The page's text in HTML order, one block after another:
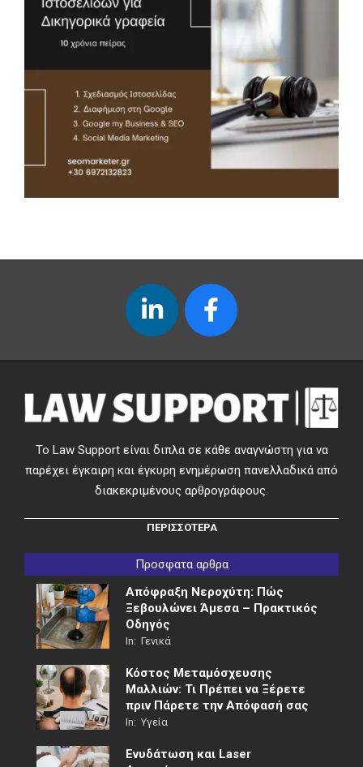
Το Law Support είναι διπλα σε κάθε αναγνώστη για να
παρέχει έγκαιρη και έγκυρη ενημέρωση πανελλαδικά από
διακεκριμένους αρθρογράφους.
ΠΕΡΙΣΣΟΤΕΡΑ
Προσφατα αρθρα
Απόφραξη Νεροχύτη: Πώς
Ξεβουλώνει Άμεσα – Πρακτικός
Οδηγός
In: Γενικά
Κόστος Μεταμόσχευσης
Μαλλιών: Τι Πρέπει να Ξέρετε
πριν Πάρετε την Απόφασή σας
In: Υγεία
Ενυδάτωση και Laser